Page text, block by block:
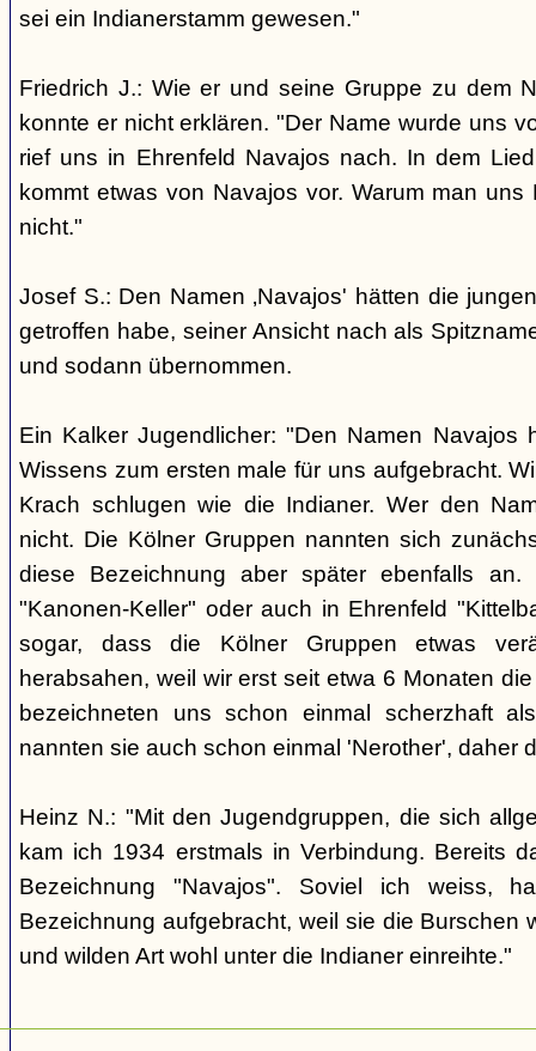
sei ein Indianerstamm gewesen."
Friedrich J.: Wie er und seine Gruppe zu dem
konnte er nicht erklären. "Der Name wurde uns
rief uns in Ehrenfeld Navajos nach. In dem
kommt etwas von Navajos vor. Warum man
nicht."
Josef S.: Den Namen ‚Navajos' hätten die
getroffen habe, seiner Ansicht nach als
und sodann übernommen.
Ein Kalker Jugendlicher: "Den Namen Navajos
Wissens zum ersten male für uns aufgebracht.
Krach schlugen wie die Indianer. Wer den
nicht. Die Kölner Gruppen nannten sich
diese Bezeichnung aber später ebenfalls
"Kanonen-Keller" oder auch in Ehrenfeld
sogar, dass die Kölner Gruppen etwas
herabsahen, weil wir erst seit etwa 6 Monaten
bezeichneten uns schon einmal scherzhaft
nannten sie auch schon einmal 'Nerother', daher
Heinz N.: "Mit den Jugendgruppen, die sich
kam ich 1934 erstmals in Verbindung. Bereits
Bezeichnung "Navajos". Soviel ich weiss,
Bezeichnung aufgebracht, weil sie die Burschen
und wilden Art wohl unter die Indianer einreihte."